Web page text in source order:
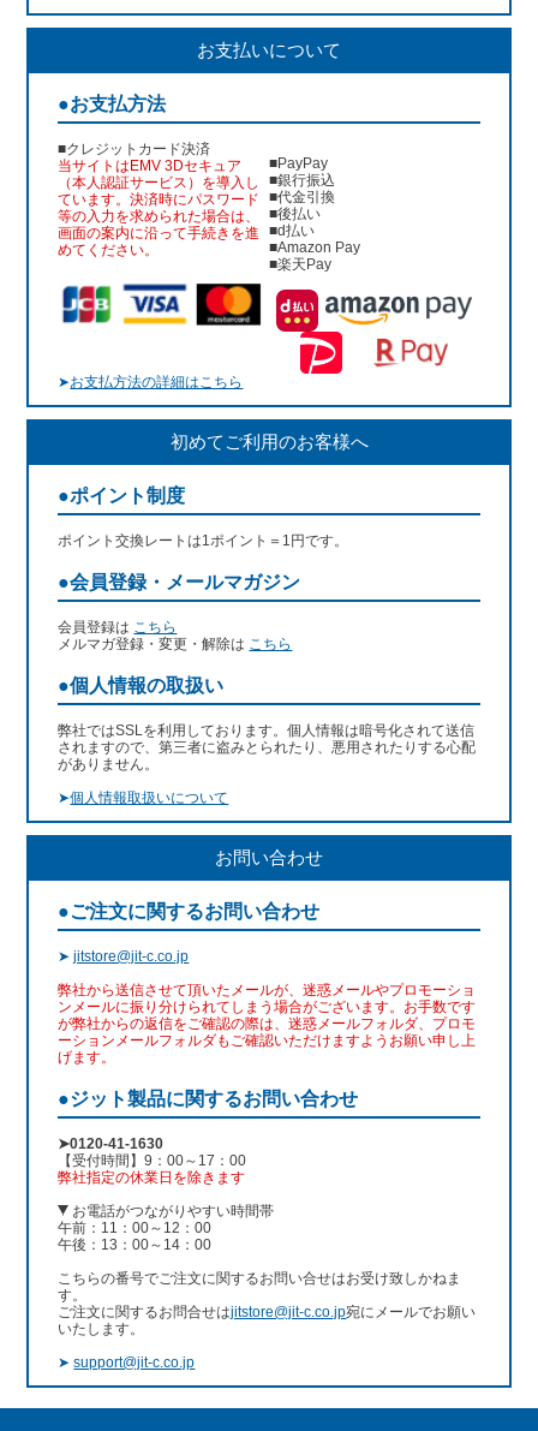
お支払いについて
●お支払方法
■クレジットカード決済
当サイトはEMV 3Dセキュア
（本人認証サービス）を導入し
ています。決済時にパスワード
等の入力を求められた場合は、
画面の案内に沿って手続きを進
めてください。
■PayPay
■銀行振込
■代金引換
■後払い
■d払い
■Amazon Pay
■楽天Pay
➤お支払方法の詳細はこちら
初めてご利用のお客様へ
●ポイント制度
ポイント交換レートは1ポイント＝1円です。
●会員登録・メールマガジン
会員登録は こちら
メルマガ登録・変更・解除は こちら
●個人情報の取扱い
弊社ではSSLを利用しております。個人情報は暗号化されて送信
されますので、第三者に盗みとられたり、悪用されたりする心配
がありません。
➤個人情報取扱いについて
お問い合わせ
●ご注文に関するお問い合わせ
➤jitstore@jit-c.co.jp
弊社から送信させて頂いたメールが、迷惑メールやプロモーショ
ンメールに振り分けられてしまう場合がございます。お手数です
が弊社からの返信をご確認の際は、迷惑メールフォルダ、プロモ
ーションメールフォルダもご確認いただけますようお願い申し上
げます。
●ジット製品に関するお問い合わせ
➤0120-41-1630
【受付時間】9：00～17：00
弊社指定の休業日を除きます
お電話がつながりやすい時間帯
午前：11：00～12：00
午後：13：00～14：00
こちらの番号でご注文に関するお問い合せはお受け致しかねま
す。
ご注文に関するお問合せはjitstore@jit-c.co.jp宛にメールでお願い
いたします。
➤support@jit-c.co.jp